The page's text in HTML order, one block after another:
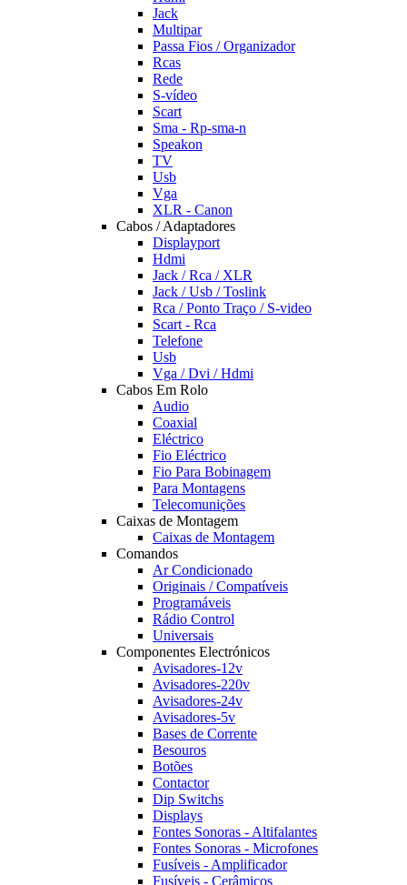
Jack
Multipar
Passa Fios / Organizador
Rcas
Rede
S-vídeo
Scart
Sma - Rp-sma-n
Speakon
TV
Usb
Vga
XLR - Canon
Cabos / Adaptadores
Displayport
Hdmi
Jack / Rca / XLR
Jack / Usb / Toslink
Rca / Ponto Traço / S-video
Scart - Rca
Telefone
Usb
Vga / Dvi / Hdmi
Cabos Em Rolo
Audio
Coaxial
Eléctrico
Fio Eléctrico
Fio Para Bobinagem
Para Montagens
Telecomunições
Caixas de Montagem
Caixas de Montagem
Comandos
Ar Condicionado
Originais / Compatíveis
Programáveis
Rádio Control
Universais
Componentes Electrónicos
Avisadores-12v
Avisadores-220v
Avisadores-24v
Avisadores-5v
Bases de Corrente
Besouros
Botões
Contactor
Dip Switchs
Displays
Fontes Sonoras - Altifalantes
Fontes Sonoras - Microfones
Fusíveis - Amplificador
Fusíveis - Cerâmicos